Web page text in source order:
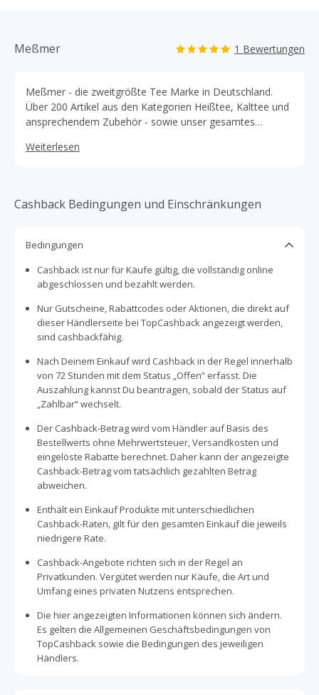
Meßmer 1 Bewertungen
Meßmer - die zweitgrößte Tee Marke in Deutschland.
Über 200 Artikel aus den Kategorien Heißtee, Kalttee und
ansprechendem Zubehör - sowie unser gesamtes
Weiterlesen
Cashback Bedingungen und Einschränkungen
Bedingungen
Cashback ist nur für Käufe gültig, die vollständig online
abgeschlossen und bezahlt werden.
Nur Gutscheine, Rabattcodes oder Aktionen, die direkt auf
dieser Händlerseite bei TopCashback angezeigt werden,
sind cashbackfähig.
Nach Deinem Einkauf wird Cashback in der Regel innerhalb
von 72 Stunden mit dem Status „Offen“ erfasst. Die
Auszahlung kannst Du beantragen, sobald der Status auf
„Zahlbar“ wechselt.
Der Cashback-Betrag wird vom Händler auf Basis des
Bestellwerts ohne Mehrwertsteuer, Versandkosten und
eingelöste Rabatte berechnet. Daher kann der angezeigte
Cashback-Betrag vom tatsächlich gezahlten Betrag
abweichen.
Enthält ein Einkauf Produkte mit unterschiedlichen
Cashback-Raten, gilt für den gesamten Einkauf die jeweils
niedrigere Rate.
Cashback-Angebote richten sich in der Regel an
Privatkunden. Vergütet werden nur Käufe, die Art und
Umfang eines privaten Nutzens entsprechen.
Die hier angezeigten Informationen können sich ändern.
Es gelten die Allgemeinen Geschäftsbedingungen von
TopCashback sowie die Bedingungen des jeweiligen
Händlers.